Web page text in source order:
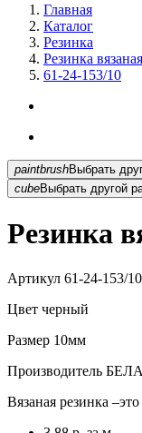
Главная
Каталог
Резинка
Резинка вязаная
61-24-153/10
paintbrush
cubeВыбрать другой
Резинка
Артикул 61-24-153/10
Цвет черный
Размер 10мм
Производитель
Вязаная резинка